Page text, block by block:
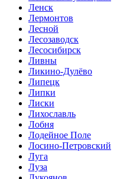
Ленск
Лермонтов
Лесной
Лесозаводск
Лесосибирск
Ливны
Ликино-Дулёво
Липецк
Липки
Лиски
Лихославль
Лобня
Лодейное Поле
Лосино-Петровский
Луга
Луза